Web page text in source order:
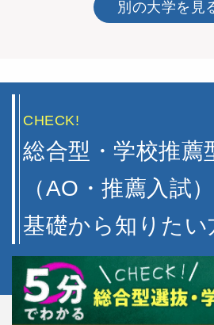
別の大学を見
CHECK!
総合型・学校推薦
（AO・推薦入試
基礎から知りたい